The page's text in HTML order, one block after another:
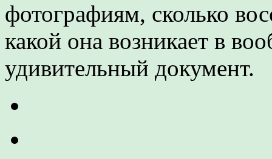
фотографиям, сколько
какой она возникает в
удивительный документ.